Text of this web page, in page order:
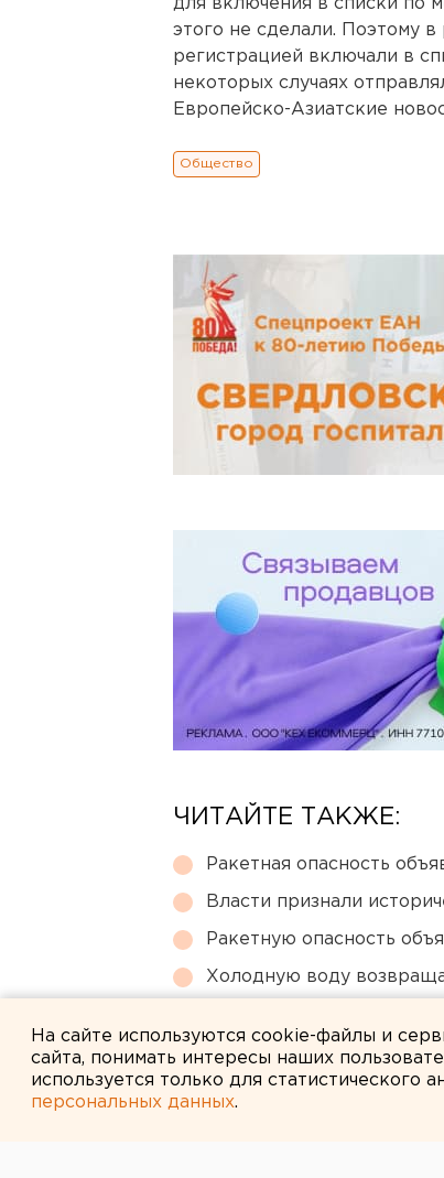
для включения в списки по
этого не сделали. Поэтому
регистрацией включали в
некоторых случаях
Европейско-Азиатские
Общество
ЧИТАЙТЕ ТАКЖЕ:
Ракетная опасность
Власти признали
Ракетную опасность
Холодную воду
На сайте используются cookie-файлы и
сайта, понимать интересы наших
используется только для статистического
персональных данных.